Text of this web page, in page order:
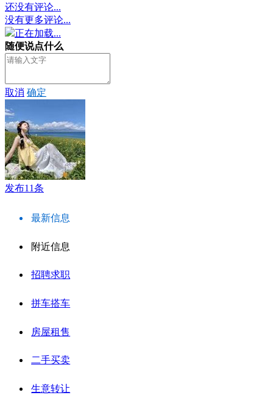
还没有评论...
没有更多评论...
正在加载...
随便说点什么
取消 确定
发布11条
最新信息
附近信息
招聘求职
拼车搭车
房屋租售
二手买卖
生意转让